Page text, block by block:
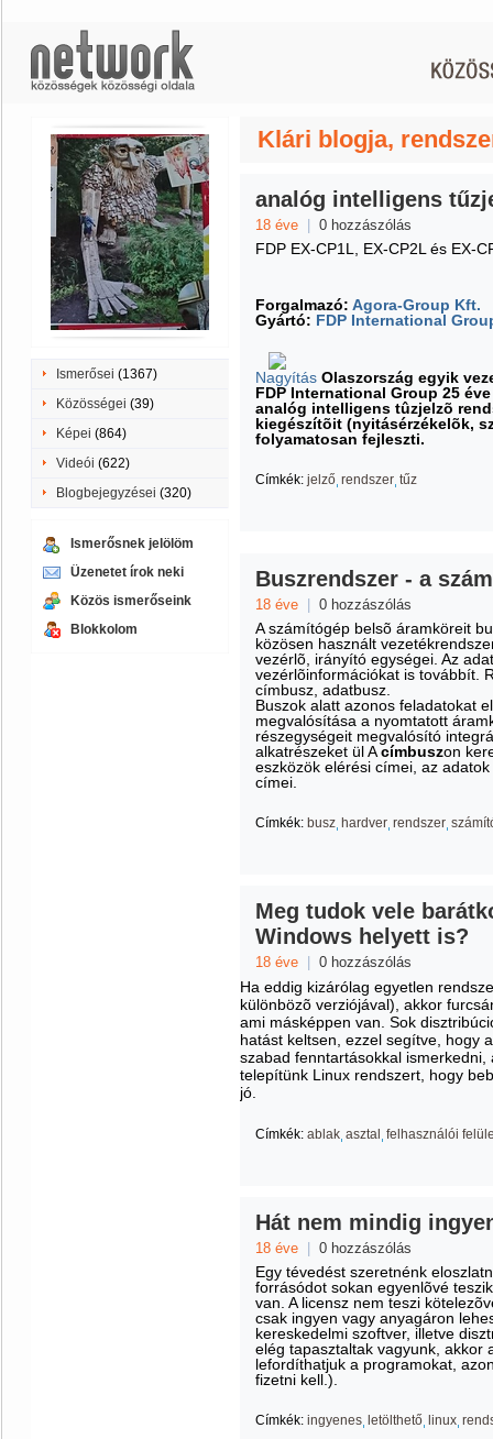
Ismerősei (1367)
Közösségei (39)
Képei (864)
Videói (622)
Blogbejegyzései (320)
Ismerősnek jelölöm
Üzenetet írok neki
Közös ismerőseink
Blokkolom
Klári blogja,
analóg intelligens
18 éve 0 hozzászólás
FDP EX-CP1L, EX-CP2L és EX-
Forgalmazó: Agora-Group Kft.
Gyártó: FDP International
Nagyítás Olaszország egyik
FDP International Group 25
analóg intelligens tûzjelzõ
kiegészítõit (nyitásérzékelõk,
folyamatosan fejleszti.
Címkék: jelző rendszer tűz
Buszrendszer - a
18 éve 0 hozzászólás
A számítógép belsõ áramköreit
közösen használt
vezérlõ, irányító egységei. Az
vezérlõinformációkat is továbbít.
címbusz, adatbusz
Buszok alatt azonos feladatokat
megvalósítása a nyomtatott
részegységeit megvalósító
al­kat­ré­szeket ül Acímbuszon
eszközök elérési címei, az
címei.
Címkék: busz hardver rendszer
Meg tudok vele
Windows helyett is?
18 éve 0 hozzászólás
Ha eddig kizárólag egyetlen
különbözõ verziójával), akkor
ami másképpen van. Sok
hatást keltsen, ezzel segítve, hogy
szabad fenntartásokkal
telepítünk Linux rendszert, hogy
jó.
Címkék: ablak asztal felhasználói
Hát nem mindig
18 éve 0 hozzászólás
Egy tévedést szeretnénk
forrásódot sokan egyenlõvé
van. A licensz nem teszi
csak ingyen vagy anyagáron
kereskedelmi szoftver, illetve
elég tapasztaltak vagyunk, akkor
lefordíthatjuk a programokat,
fizetni kell.).
Címkék: ingyenes letölthető linux